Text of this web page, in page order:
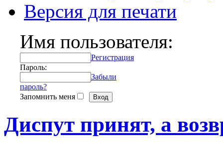
Версия для печати
Имя пользователя:
Регистрация
Пароль:
Забыли
пароль?
Запомнить меня
Диспут принят, а